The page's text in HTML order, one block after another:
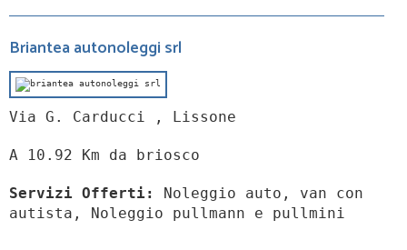
Briantea autonoleggi srl
Via G. Carducci , Lissone
A 10.92 Km da briosco
Servizi Offerti:
Noleggio auto, van con
autista, Noleggio pullmann e pullmini